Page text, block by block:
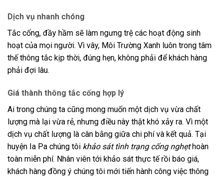
Dịch vụ nhanh chóng
Tắc cống, đầy hầm sẽ làm ngưng trệ các hoạt động sinh
hoạt của mọi người. Vì vây, Môi Trường Xanh luôn trong tâm
thế thông tắc kịp thời, đúng hẹn, không phải để khách hàng
phải đợi lâu.
Giá thành thông tắc cống hợp lý
Ai trong chúng ta cũng mong muốn một dịch vụ vừa chất
lượng mà lại vừa rẻ, nhưng điều này thật khó xảy ra. Vì một
dịch vụ chất lượng là cân bằng giữa chi phí và kết quả. Tại
huyện Ia Pa chúng tôi khảo sát tình trạng cống nghẹthoàn
toàn miễn phí. Nhân viên tới khảo sát thực tế rồi báo giá,
khách hàng đồng ý chúng tôi mới tiến hành công việc thông